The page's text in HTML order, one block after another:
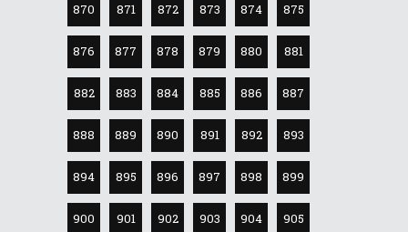
870 871 872 873 874 875
876 877 878 879 880 881
882 883 884 885 886 887
888 889 890 891 892 893
894 895 896 897 898 899
900 901 902 903 904 905